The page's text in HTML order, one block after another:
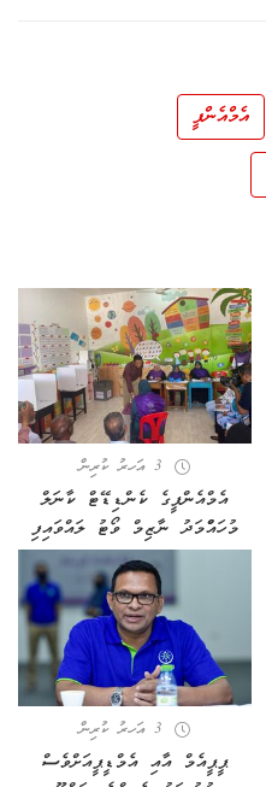
އެމްއެންޕީ
3 އަހރު ކުރިން
އެމްއެންޕީގެ ކެންޑިޑޭޓް ކާނަލް
މުހައްްމަދު ނާޒިމް ވޯޓު ލައްވައިފި
3 އަހރު ކުރިން
ޕީޕީއެމް އާއި އެމްޑީޕީއަށްވެސް